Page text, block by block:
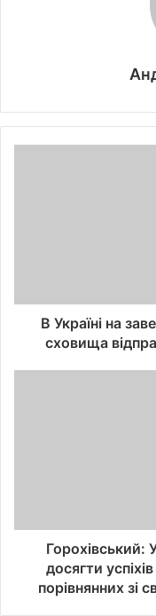
В Україні на
сховища
Горохівський:
досягти
порівнянних зі